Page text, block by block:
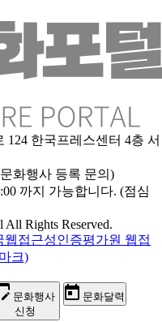
124 한국프레스센터 4층 서
화행사 등록 문의)
까지 가능합니다. (점심
All Rights Reserved.
문화행사
신청
문화달력